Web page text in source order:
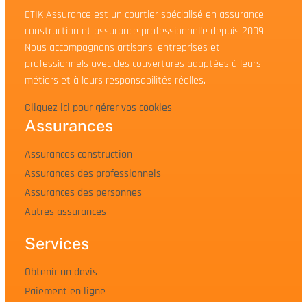
ETIK Assurance est un courtier spécialisé en assurance
construction et assurance professionnelle depuis 2009.
Nous accompagnons artisans, entreprises et
professionnels avec des couvertures adaptées à leurs
métiers et à leurs responsabilités réelles.
Cliquez ici pour gérer vos cookies
Assurances
Assurances construction
Assurances des professionnels
Assurances des personnes
Autres assurances
Services
Obtenir un devis
Paiement en ligne